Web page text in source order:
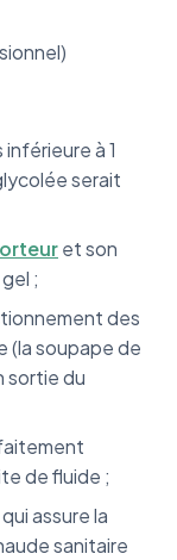
à 1
serait
et son
;
des
(la soupape de
sortie du
de fluide ;
assure la
sanitaire